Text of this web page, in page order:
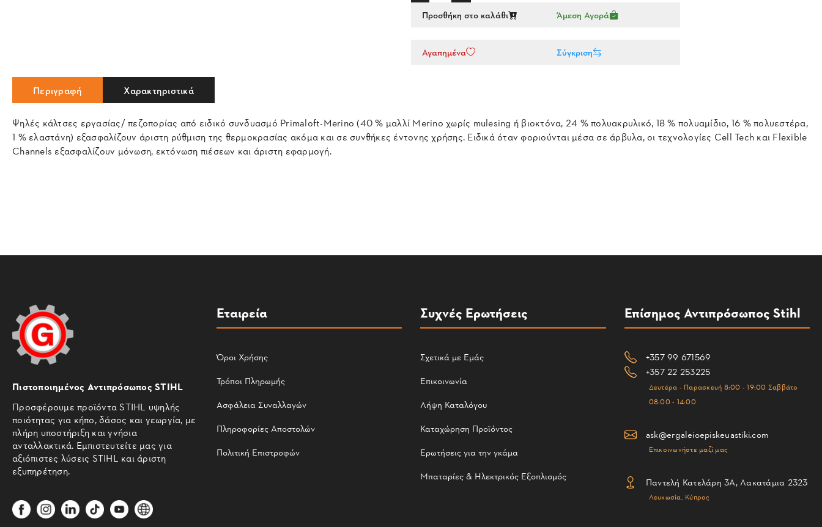
Προσθήκη στο καλάθι Άμεση Αγορά
Αγαπημένα Σύγκριση
Περιγραφή Χαρακτηριστικά
Ψηλές κάλτσες εργασίας/ πεζοπορίας από ειδικό συνδυασμό Primaloft-Merino (40 % μαλλί Merino χωρίς mulesing ή βιοκτόνα, 24 % πολυακρυλικό, 18 % πολυαμίδιο, 16 % πολυεστέρα,
1 % ελαστάνη) εξασφαλίζουν άριστη ρύθμιση της θερμοκρασίας ακόμα και σε συνθήκες έντονης χρήσης. Ειδικά όταν φοριούνται μέσα σε άρβυλα, οι τεχνολογίες Cell Tech και Flexible
Channels εξασφαλίζουν μόνωση, εκτόνωση πιέσεων και άριστη εφαρμογή.
Πιστοποιημένος Αντιπρόσωπος STIHL
Προσφέρουμε προϊόντα STIHL υψηλής
ποιότητας για κήπο, δάσος και γεωργία, με
πλήρη υποστήριξη και γνήσια
ανταλλακτικά. Εμπιστευτείτε μας για
αξιόπιστες λύσεις STIHL και άριστη
εξυπηρέτηση.
Εταιρεία
Όροι Χρήσης
Τρόποι Πληρωμής
Ασφάλεια Συναλλαγών
Πληροφορίες Αποστολών
Πολιτική Επιστροφών
Συχνές Ερωτήσεις
Σχετικά με Εμάς
Επικοινωνία
Λήψη Καταλόγου
Καταχώρηση Προϊόντος
Ερωτήσεις για την γκάμα
Μπαταρίες & Ηλεκτρικός Εξοπλισμός
Επίσημος Αντιπρόσωπος Stihl
+357 99 671569
+357 22 253225
Δευτέρα - Παρασκευή 8:00 - 19:00 Σαββάτο
08:00 - 14:00
ask@ergaleioepiskeuastiki.com
Επικοινωνήστε μαζί μας
Παντελή Κατελάρη 3Α, Λακατάμια 2323
Λευκωσία, Κύπρος